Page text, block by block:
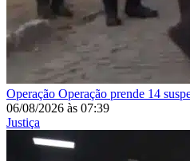
Operação Operação prende 14
06/08/2026 às 07:39
Justiça